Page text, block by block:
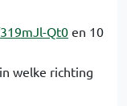
Qt0 en 10
welke richting